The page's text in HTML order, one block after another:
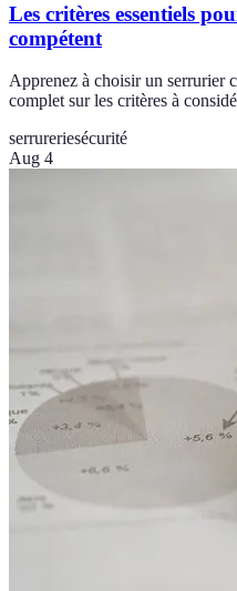
Les critères essentiels
compétent
Apprenez à choisir un serrurier
complet sur les critères à
serrureriesécurité
Aug 4